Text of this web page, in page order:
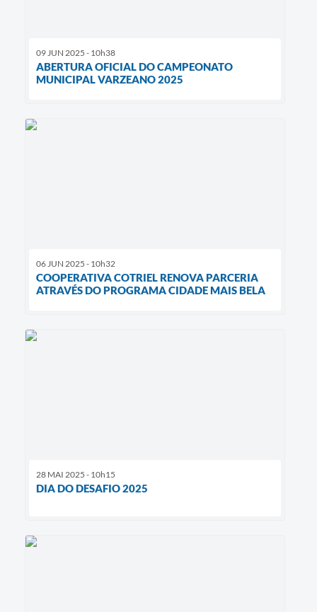
09 JUN 2025 - 10h38
ABERTURA OFICIAL DO CAMPEONATO
MUNICIPAL VARZEANO 2025
06 JUN 2025 - 10h32
COOPERATIVA COTRIEL RENOVA PARCERIA
ATRAVÉS DO PROGRAMA CIDADE MAIS BELA
28 MAI 2025 - 10h15
DIA DO DESAFIO 2025